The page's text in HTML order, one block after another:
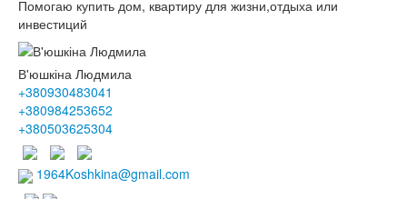
Помогаю купить дом, квартиру для жизни,отдыха или
инвестиций
В'юшкіна Людмила
+380930483041
+380984253652
+380503625304
1964Koshkina@gmail.com